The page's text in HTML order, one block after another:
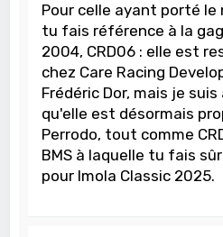
Pour celle ayant porté le
tu fais référence à la
2004, CRD06 : elle est
chez Care Racing
Frédéric Dor, mais je
qu'elle est désormais
Perrodo, tout comme
BMS à laquelle tu fais
pour Imola Classic 2025.